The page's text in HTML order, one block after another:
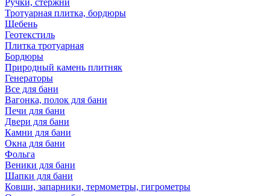
Ручки, стержни
Тротуарная плитка, бордюры
Щебень
Геотекстиль
Плитка тротуарная
Бордюры
Природный камень плитняк
Генераторы
Все для бани
Вагонка, полок для бани
Печи для бани
Двери для бани
Камни для бани
Окна для бани
Фольга
Веники для бани
Шапки для бани
Ковши, запарники, термометры, гигрометры